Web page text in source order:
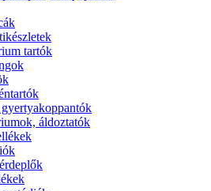
tartók
áldoztatók